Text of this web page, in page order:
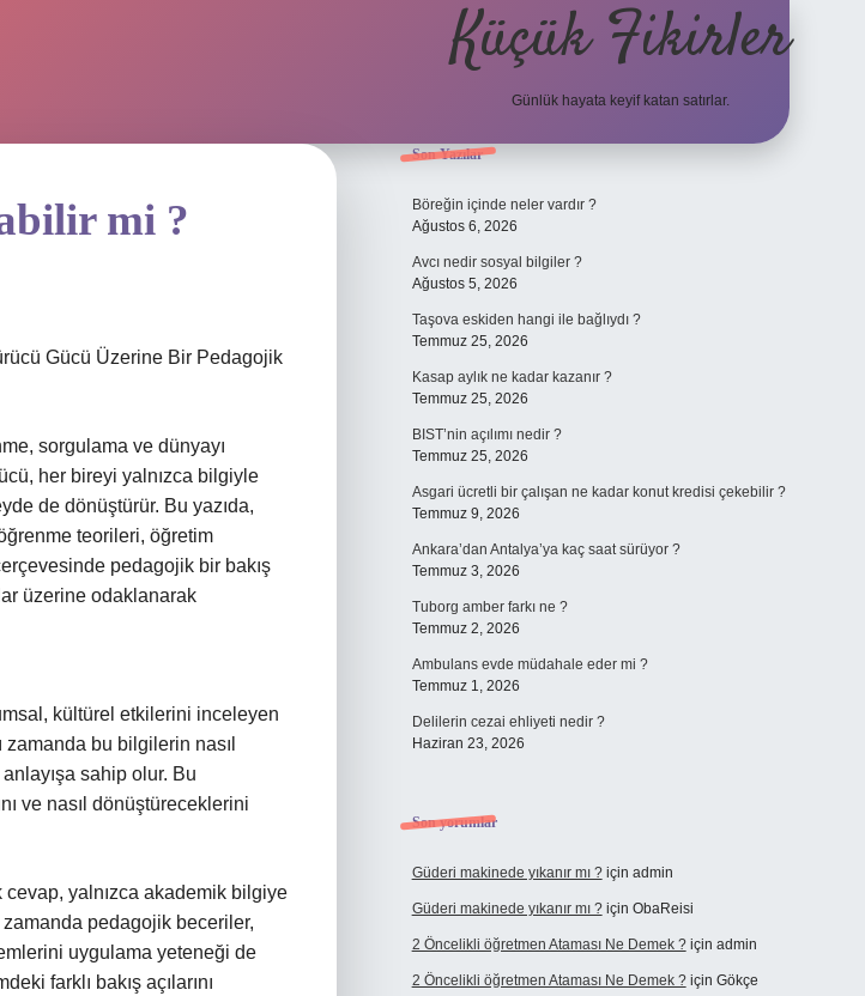
Küçük Fikirler
Günlük hayata keyif katan satırlar.
mi ?
Gücü Üzerine Bir Pedagojik
sorgulama ve dünyayı
her bireyi yalnızca bilgiyle
de dönüştürür. Bu yazıda,
teorileri, öğretim
pedagojik bir bakış
üzerine odaklanarak
kültürel etkilerini inceleyen
bu bilgilerin nasıl
sahip olur. Bu
ve nasıl dönüştüreceklerini
yalnızca akademik bilgiye
pedagojik beceriler,
uygulama yeteneği de
farklı bakış açılarını
Sidebar
Son Yazılar
Böreğin içinde neler vardır ?
Ağustos 6, 2026
Avcı nedir sosyal bilgiler ?
Ağustos 5, 2026
Taşova eskiden hangi ile bağlıydı ?
Temmuz 25, 2026
Kasap aylık ne kadar kazanır ?
Temmuz 25, 2026
BIST’nin açılımı nedir ?
Temmuz 25, 2026
Asgari ücretli bir çalışan ne kadar konut kredisi çekebilir ?
Temmuz 9, 2026
Ankara’dan Antalya’ya kaç saat sürüyor ?
Temmuz 3, 2026
Tuborg amber farkı ne ?
Temmuz 2, 2026
Ambulans evde müdahale eder mi ?
Temmuz 1, 2026
Delilerin cezai ehliyeti nedir ?
Haziran 23, 2026
Son yorumlar
Güderi makinede yıkanır mı ?için admin
Güderi makinede yıkanır mı ?için ObaReisi
2 Öncelikli öğretmen Ataması Ne Demek ?için admin
2 Öncelikli öğretmen Ataması Ne Demek ?için Gökçe